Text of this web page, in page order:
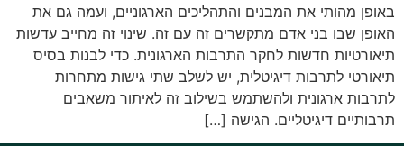
באופן מהותי את המבנים והתהליכים הארגוניים, ועמה גם את
האופן שבו בני אדם מתקשרים זה עם זה. שינוי זה מחייב עדשות
תיאורטיות חדשות לחקר התרבות הארגונית. כדי לבנות בסיס
תיאורטי לתרבות דיגיטלית, יש לשלב שתי גישות מתחרות
לתרבות ארגונית ולהשתמש בשילוב זה לאיתור משאבים
תרבותיים דיגיטליים. הגישה […]